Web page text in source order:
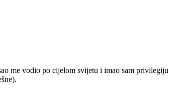
me vodio po cijelom svijetu i imao sam privilegiju